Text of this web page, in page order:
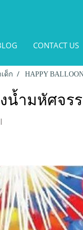
CONTACT US
ด็ก HAPPY
ป่งน้ำมหัศจร
|